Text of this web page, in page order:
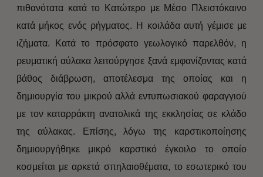
πιθανότατα κατά το Κατώτερο με Μέσο Πλειστόκαινο
κατά μήκος ενός ρήγματος. Η κοιλάδα αυτή γέμισε με
ιζήματα. Κατά το πρόσφατο γεωλογικό παρελθόν, η
ρευματική αύλακα λειτούργησε ξανά εμφανίζοντας κατά
βάθος διάβρωση, αποτέλεσμα της οποίας και η
δημιουργία του μικρού αλλά εντυπωσιακού φαραγγιού
με τον καταρράκτη ανατολικά της εκκλησίας σε κλάδο
της αύλακας. Επίσης, λόγω της καρστικοποίησης
δημιουργήθηκε μικρό καρστικό έγκοιλο το οποίο
κοσμείται με αρκετά σπηλαιοθέματα, το εσωτερικό του